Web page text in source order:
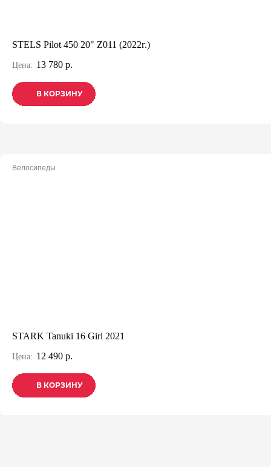
STELS Pilot 450 20" Z011 (2022г.)
Цена: 13 780 р.
В КОРЗИНУ
В КОРЗИНУ
В КОРЗИНУ
Велосипеды
STARK Tanuki 16 Girl 2021
Цена: 12 490 р.
В КОРЗИНУ
В КОРЗИНУ
В КОРЗИНУ